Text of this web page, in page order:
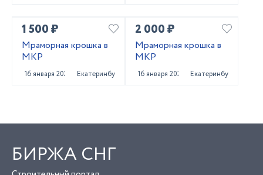
1 500 ₽
Мраморная крошка в
МКР
16 января 2022 Екатеринбург
2 000 ₽
Мраморная крошка в
МКР
16 января 2022 Екатеринбург
БИРЖА СНГ